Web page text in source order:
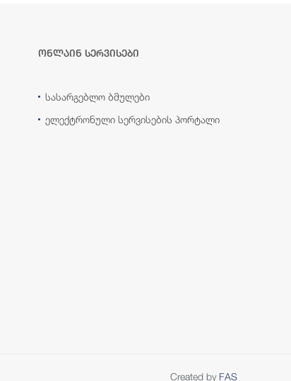
ონლაინ სერვისები
სასარგებლო ბმულები
ელექტრონული სერვისების პორტალი
Created by FAS